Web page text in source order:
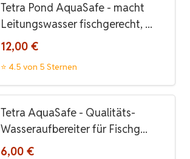
Tetra Pond AquaSafe - macht
Leitungswasser fischgerecht, ...
12,00 €
⭐ 4.5 von 5 Sternen
Tetra AquaSafe - Qualitäts-
Wasseraufbereiter für Fischg...
6,00 €